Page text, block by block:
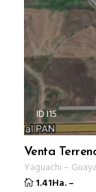
ID I15
Venta
Yaguachi –
1.41Ha.–